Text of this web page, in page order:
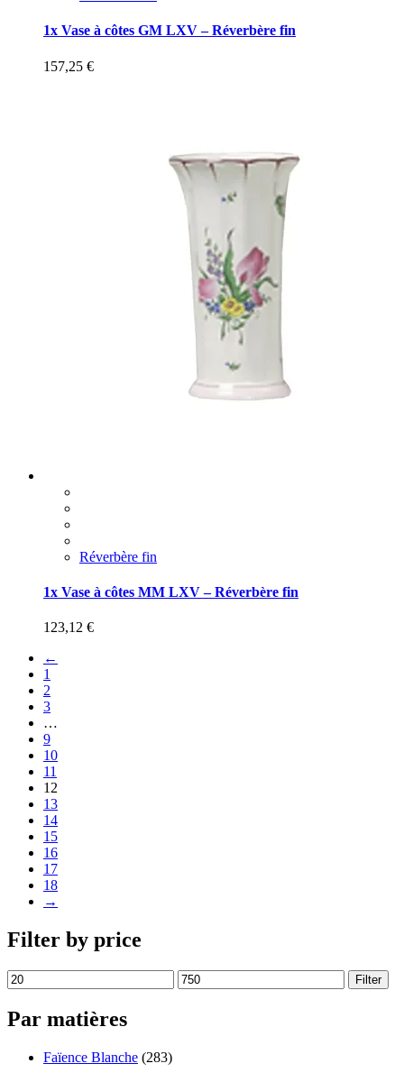
1x Vase à côtes GM LXV – Réverbère fin
157,25 €
Réverbère fin
1x Vase à côtes MM LXV – Réverbère fin
123,12 €
←
1
2
3
…
9
10
11
12
13
14
15
16
17
18
→
Filter by price
Filter
Par matières
Faïence Blanche (283)